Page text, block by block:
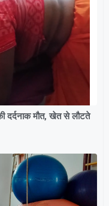
दर्दनाक मौत, खेत से लौटते